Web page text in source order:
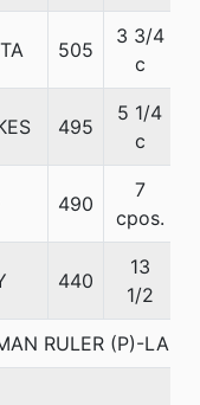
505
3 3/4
c
495
5 1/4
c
490
7
cpos.
440
13
1/2
RULER (P)-LA